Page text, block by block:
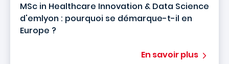
MSc in Healthcare Innovation & Data Science
d'emlyon : pourquoi se démarque-t-il en
Europe ?
En savoir plus